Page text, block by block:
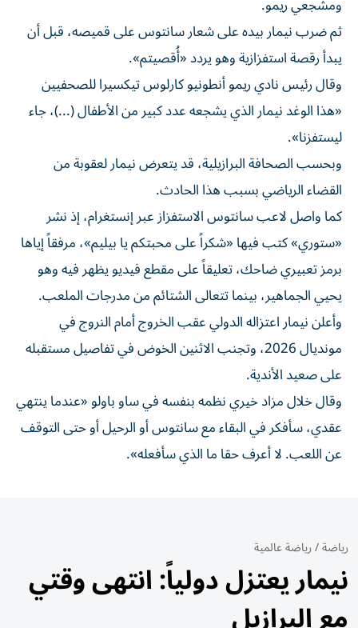
ثم ضرب نيمار بيده على شعار سانتوس على قميصه، قبل أن
يبدأ رقصة استفزازية وهو يردد «أُقصيتم».
وقال رئيس نادي ريمو أنطونيو كارلوس تيكسيرا للصحفيين
«هذا الوغد نيمار الذي يشجعه عدد كبير من الأطفال (...)، جاء
ليستفزنا».
وبحسب الصحافة البرازيلية، قد يتعرض نيمار لعقوبة من
القضاء الرياضي بسبب هذا الحادث.
كما واصل لاعب سانتوس الاستفزاز عبر إنستغرام، إذ نشر
«ستوري» كتب فيها «شكراً على محبتكم يا بيليم»، مرفقاً إياها
برمز تعبيري ضاحك، تعليقاً على مقطع فيديو يظهر فيه وهو
يحيي الجماهير، بينما تتعالى الشتائم من مدرجات الملعب.
وأعلن نيمار اعتزاله الدولي عقب الخروج أمام النروج في
مونديال 2026، وتجنب الاثنين الخوض في تفاصيل مستقبله
على صعيد الأندية.
وقال خلال مزاد خيري نظمه بنفسه في ساو باولو «عندما ينتهي
عقدي، سأفكر في البقاء مع سانتوس أو الرحيل أو حتى التوقف
عن اللعب. لا أعرف حقا ما الذي سأفعله».
رياضة/رياضة عالمية
نيمار يعتزل دولياً: انتهى وقتي